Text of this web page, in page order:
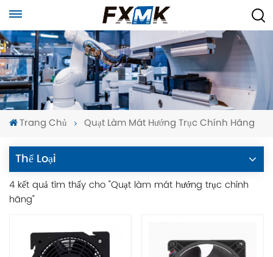
Trang Chủ Quạt Làm Mát Hướng Trục Chính Hãng
Thể Loại
4 kết quả tìm thấy cho "Quạt làm mát hướng trục chính
hãng"